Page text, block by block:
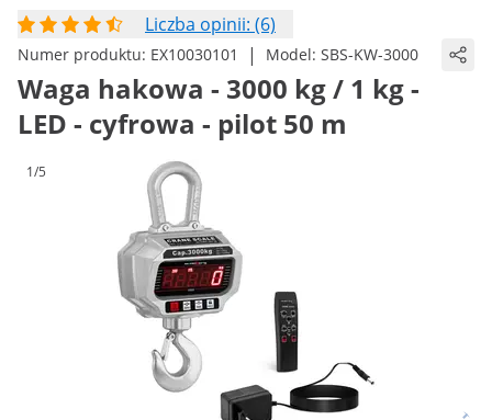
Liczba opinii: (6)
Numer produktu: EX10030101 | Model: SBS-KW-3000
Waga hakowa - 3000 kg / 1 kg -
LED - cyfrowa - pilot 50 m
1/5